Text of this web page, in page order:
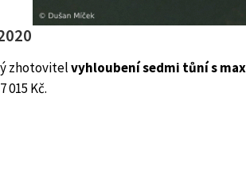
zhotovitelvyhloubení sedmi tůní s
015 Kč.